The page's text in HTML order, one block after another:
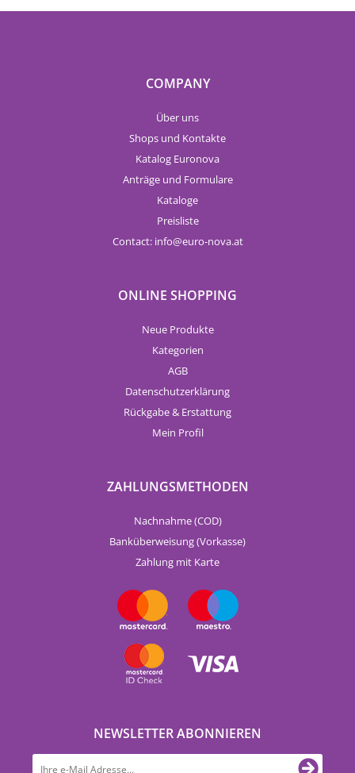
COMPANY
Über uns
Shops und Kontakte
Katalog Euronova
Anträge und Formulare
Kataloge
Preisliste
Contact: info euro-nova.at
ONLINE SHOPPING
Neue Produkte
Kategorien
AGB
Datenschutzerklärung
Rückgabe & Erstattung
Mein Profil
ZAHLUNGSMETHODEN
Nachnahme (COD)
Banküberweisung (Vorkasse)
Zahlung mit Karte
NEWSLETTER ABONNIEREN